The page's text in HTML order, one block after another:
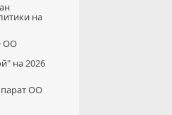
на
ОО
на 2026
ОО